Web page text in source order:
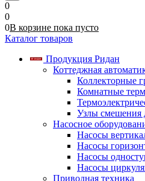
0
0
0В корзине пока пусто
Каталог товаров
Продукция Ридан
Коттеджная
Коллекторные
Комнатные
Узлы смешения
Насосное
Насосы
Насосы
Насосы
Насосы
Приводная техника